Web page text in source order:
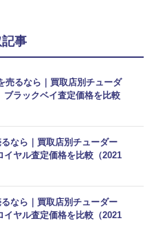
事
売るなら｜買取店別チューダ
ブラックベイ査定価格を比較
なら｜買取店別チューダー
イヤル査定価格を比較（2021
なら｜買取店別チューダー
イヤル査定価格を比較（2021